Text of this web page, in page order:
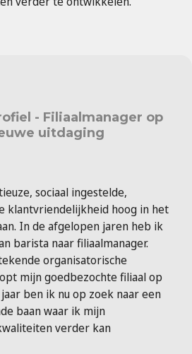
- Filiaalmanager op
uitdaging
sociaal ingestelde,
klantvriendelijkheid hoog in het
In de afgelopen jaren heb ik
barista naar filiaalmanager.
organisatorische
mijn goedbezochte filiaal op
ben ik nu op zoek naar een
baan waar ik mijn
verder kan